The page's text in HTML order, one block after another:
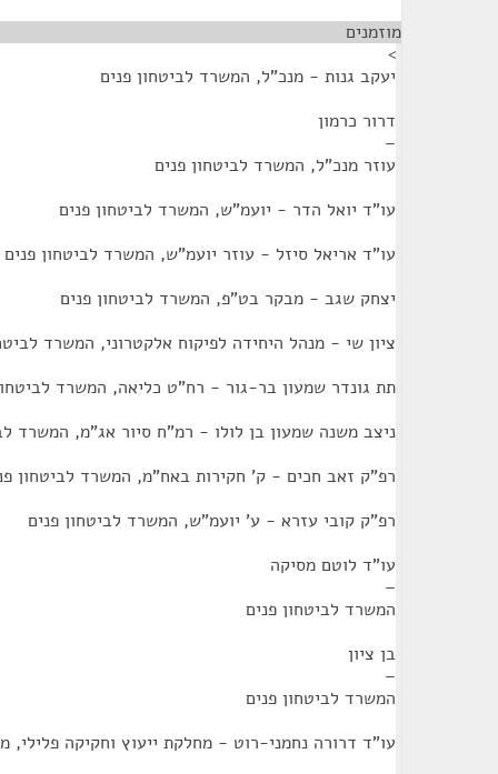
מוזמנים
>
יעקב גנות - מנכ"ל, המשרד לביטחון פנים
דרור כרמון
–
עוזר מנכ"ל, המשרד לביטחון פנים
עו"ד יואל הדר - יועמ"ש, המשרד לביטחון פנים
עו"ד אריאל סיזל - עוזר יועמ"ש, המשרד לביטחון פנים
יצחק שגב - מבקר בט"פ, המשרד לביטחון פנים
ציון שי - מנהל היחידה לפיקוח אלקטרוני, המשרד
תת גונדר שמעון בר-גור - רח"ט כליאה, המשרד
ניצב משנה שמעון בן לולו - רמ"ח סיור אג"מ, המשרד
רפ"ק זאב חכים - ק' חקירות באח"מ, המשרד לביטחון
רפ"ק קובי עזרא - ע' יועמ"ש, המשרד לביטחון פנים
עו"ד לוטם מסיקה
–
המשרד לביטחון פנים
בן ציון
–
המשרד לביטחון פנים
עו"ד דרורה נחמני-רוט - מחלקת ייעוץ וחקיקה